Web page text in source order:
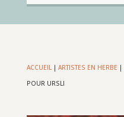
ACCUEIL| ARTISTES EN HERBE |
POUR URSLI